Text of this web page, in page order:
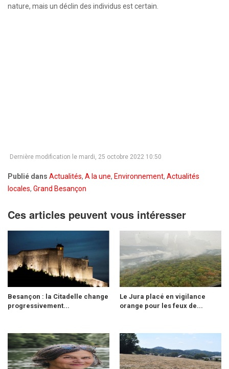
nature, mais un déclin des individus est certain.
Dernière modification le mardi, 25 octobre 2022 10:50
Publié dans Actualités, A la une, Environnement, Actualités
locales, Grand Besançon
Ces articles peuvent vous intéresser
Besançon : la Citadelle change
progressivement...
Le Jura placé en vigilance
orange pour les feux de...